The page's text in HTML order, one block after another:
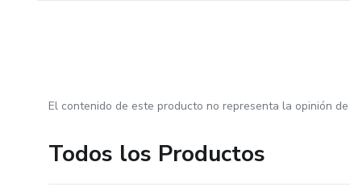
El contenido de este producto no representa la opinión
Todos los Productos